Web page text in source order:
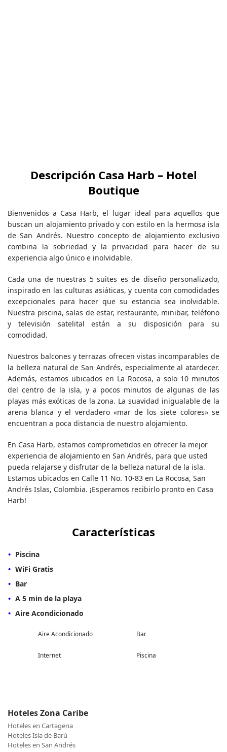
Descripción Casa Harb – Hotel
Boutique
Bienvenidos a Casa Harb, el lugar ideal para aquellos que
buscan un alojamiento privado y con estilo en la hermosa isla
de San Andrés. Nuestro concepto de alojamiento exclusivo
combina la sobriedad y la privacidad para hacer de su
experiencia algo único e inolvidable.
Cada una de nuestras 5 suites es de diseño personalizado,
inspirado en las culturas asiáticas, y cuenta con comodidades
excepcionales para hacer que su estancia sea inolvidable.
Nuestra piscina, salas de estar, restaurante, minibar, teléfono
y televisión satelital están a su disposición para su
comodidad.
Nuestros balcones y terrazas ofrecen vistas incomparables de
la belleza natural de San Andrés, especialmente al atardecer.
Además, estamos ubicados en La Rocosa, a solo 10 minutos
del centro de la isla, y a pocos minutos de algunas de las
playas más exóticas de la zona. La suavidad inigualable de la
arena blanca y el verdadero «mar de los siete colores» se
encuentran a poca distancia de nuestro alojamiento.
En Casa Harb, estamos comprometidos en ofrecer la mejor
experiencia de alojamiento en San Andrés, para que usted
pueda relajarse y disfrutar de la belleza natural de la isla.
Estamos ubicados en Calle 11 No. 10-83 en La Rocosa, San
Andrés Islas, Colombia. ¡Esperamos recibirlo pronto en Casa
Harb!
Características
Piscina
WiFi Gratis
Bar
A 5 min de la playa
Aire Acondicionado
Aire Acondicionado Bar
Internet Piscina
Hoteles Zona Caribe
Hoteles en Cartagena
Hoteles Isla de Barú
Hoteles en San Andrés